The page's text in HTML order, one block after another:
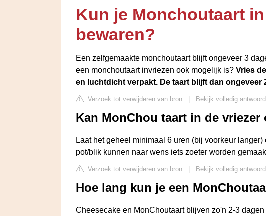
Kun je Monchoutaart
bewaren?
Een zelfgemaakte monchoutaart blijft ongeveer 3
een monchoutaart invriezen ook mogelijk is? Vries
en luchtdicht verpakt. De taart blijft dan ongeveer
Verzoek tot verwijderen van bron Bekijk volledig
Kan MonChou taart in de
Laat het geheel minimaal 6 uren (bij voorkeur
pot/blik kunnen naar wens iets zoeter worden
Verzoek tot verwijderen van bron Bekijk volledig
Hoe lang kun je een
Cheesecake en MonChoutaart blijven zo'n 2-3